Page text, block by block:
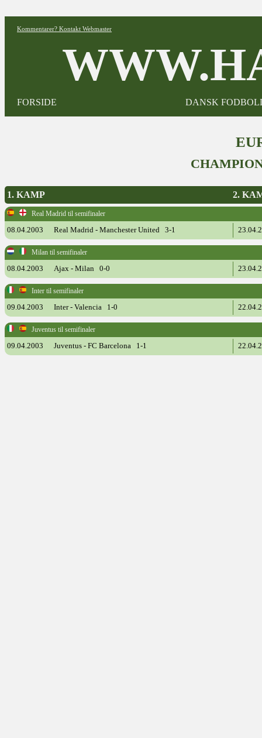
Kommentarer? Kontakt Webmaster
FORSIDE DANSK
1. KAMP 2.
Real Madrid til semifinaler
08.04.2003 Real Madrid - Manchester United 3-1
Milan til semifinaler
08.04.2003 Ajax - Milan 0-0
Inter til semifinaler
09.04.2003 Inter - Valencia 1-0
Juventus til semifinaler
09.04.2003 Juventus - FC Barcelona 1-1